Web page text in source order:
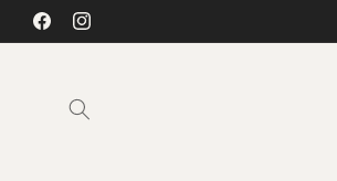
siirry
sisältöön
FacebookInstagram